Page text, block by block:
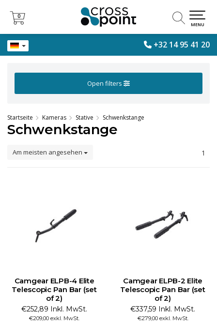
+32 14 95 41 20
0
0
MENU
Open filters
Startseite Kameras Stative Schwenkstange
Schwenkstange
Am meisten angesehen 1
Camgear ELPB-4 Elite
Telescopic Pan Bar (set
of 2)
€252,89 Inkl. MwSt.
€209,00 exkl. MwSt.
Camgear ELPB-2 Elite
Telescopic Pan Bar (set
of 2)
€337,59 Inkl. MwSt.
€279,00 exkl. MwSt.